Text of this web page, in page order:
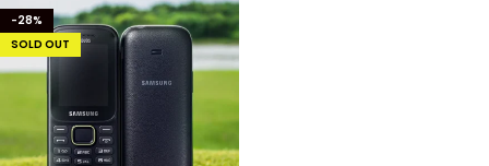
-28%
SOLD OUT